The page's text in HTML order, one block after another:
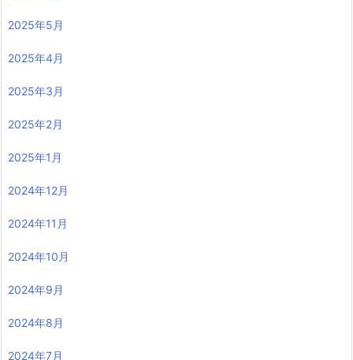
2025年5月
2025年4月
2025年3月
2025年2月
2025年1月
2024年12月
2024年11月
2024年10月
2024年9月
2024年8月
2024年7月